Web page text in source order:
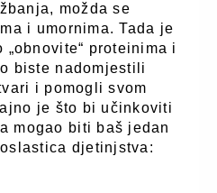
možda se
i umornima. Tada je
proteinima i
biste nadomjestili
i pomogli svom
je što bi učinkoviti
mogao biti baš jedan
djetinjstva: